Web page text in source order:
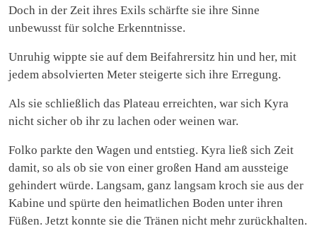
Doch in der Zeit ihres Exils schärfte sie ihre Sinne
unbewusst für solche Erkenntnisse.
Unruhig wippte sie auf dem Beifahrersitz hin und her, mit
jedem absolvierten Meter steigerte sich ihre Erregung.
Als sie schließlich das Plateau erreichten, war sich Kyra
nicht sicher ob ihr zu lachen oder weinen war.
Folko parkte den Wagen und entstieg. Kyra ließ sich Zeit
damit, so als ob sie von einer großen Hand am aussteige
gehindert würde. Langsam, ganz langsam kroch sie aus der
Kabine und spürte den heimatlichen Boden unter ihren
Füßen. Jetzt konnte sie die Tränen nicht mehr zurückhalten.